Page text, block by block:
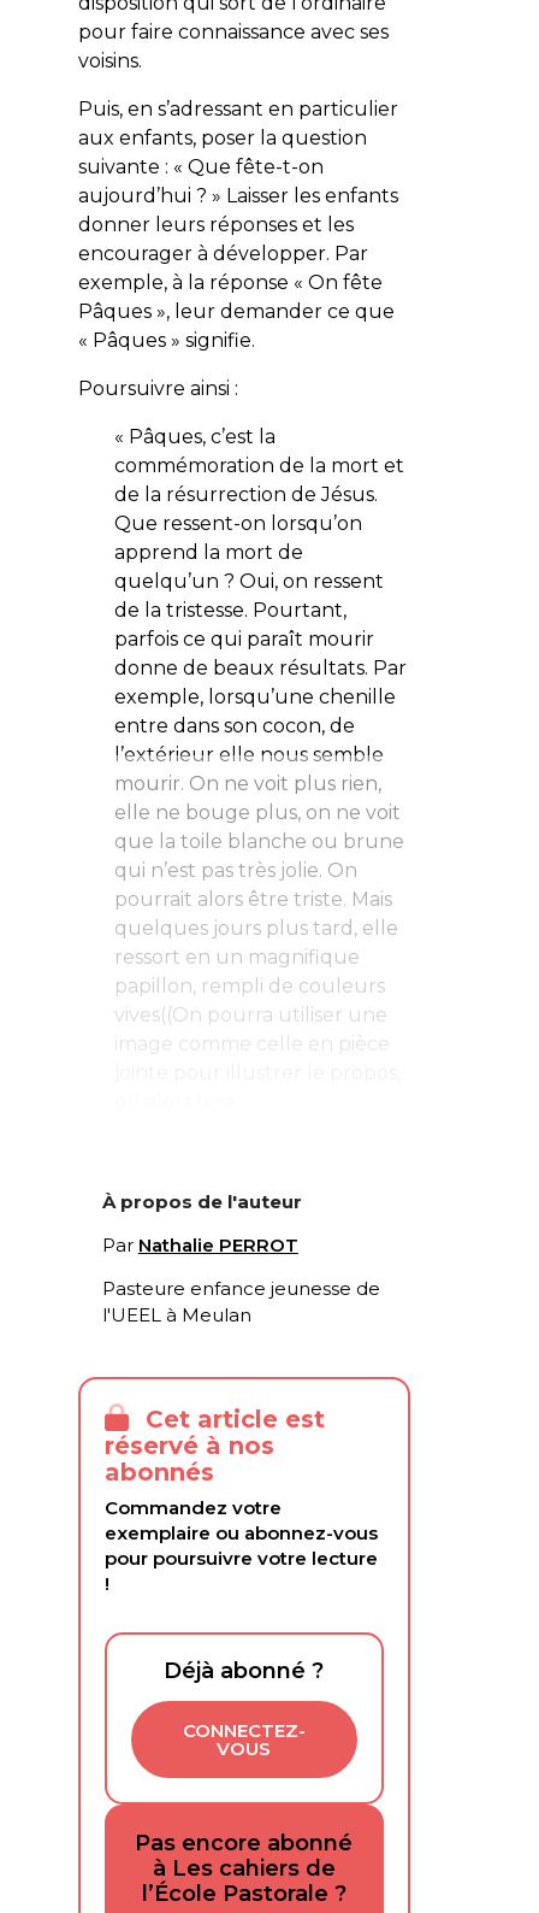
pour faire connaissance avec ses
voisins.
Puis, en s’adressant en particulier
aux enfants, poser la question
suivante : « Que fête-t-on
aujourd’hui ? » Laisser les enfants
donner leurs réponses et les
encourager à développer. Par
exemple, à la réponse « On fête
Pâques », leur demander ce que
« Pâques » signifie.
Poursuivre ainsi :
« Pâques, c’est la
commémoration de la mort et
de la résurrection de Jésus.
Que ressent-on lorsqu’on
apprend la mort de
quelqu’un ? Oui, on ressent
de la tristesse. Pourtant,
parfois ce qui paraît mourir
donne de beaux résultats. Par
exemple, lorsqu’une chenille
entre dans son cocon, de
l’extérieur elle nous semble
mourir. On ne voit plus rien,
elle ne bouge plus, on ne voit
que la toile blanche ou brune
qui n’est pas très jolie. On
pourrait alors être triste. Mais
quelques jours plus tard, elle
ressort en un magnifique
papillon, rempli de couleurs
vives((On pourra utiliser une
image comme celle en pièce
À propos de l'auteur
Par Nathalie PERROT
Pasteure enfance jeunesse de
l'UEEL à Meulan
Cet article est
réservé à nos
abonnés
Commandez votre
exemplaire ou abonnez-vous
pour poursuivre votre lecture
!
Déjà abonné ?
CONNECTEZ-
VOUS
Pas encore abonné
à Les cahiers de
l’École Pastorale ?